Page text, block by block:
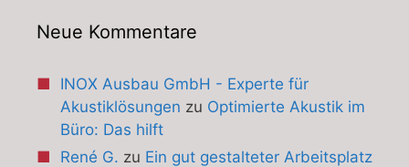
Neue Kommentare
INOX Ausbau GmbH - Experte für
Akustiklösungen zu Optimierte Akustik im
Büro: Das hilft
René G. zu Ein gut gestalteter Arbeitsplatz